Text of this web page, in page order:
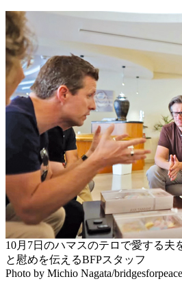
10月7日のハマスのテロで愛する夫
と慰めを伝えるBFPスタッフ
Photo by Michio Nagata/